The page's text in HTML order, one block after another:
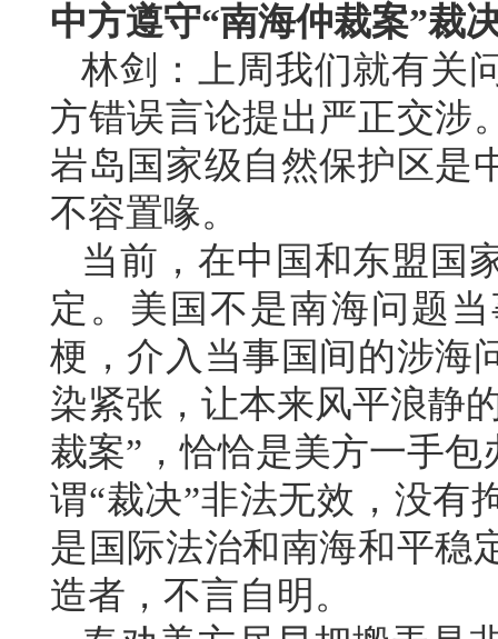
中方遵守“南海仲裁案”裁
林剑：上周我们就有关
方错误言论提出严正交涉
岩岛国家级自然保护区是
不容置喙。
当前，在中国和东盟国
定。美国不是南海问题
梗，介入当事国间的涉海
染紧张，让本来风平浪静
裁案”，恰恰是美方一手
谓“裁决”非法无效，没有
是国际法治和南海和平稳
造者，不言自明。